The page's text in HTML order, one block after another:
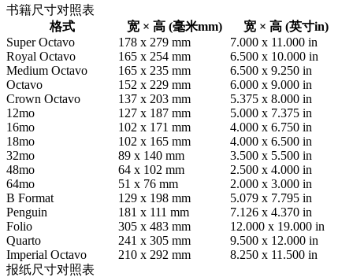
书籍尺寸对照表
格式
宽 × 高 (毫米mm)
宽 × 高 (英寸in)
Super Octavo
178 x 279 mm
7.000 x 11.000 in
Royal Octavo
165 x 254 mm
6.500 x 10.000 in
Medium Octavo
165 x 235 mm
6.500 x 9.250 in
Octavo
152 x 229 mm
6.000 x 9.000 in
Crown Octavo
137 x 203 mm
5.375 x 8.000 in
12mo
127 x 187 mm
5.000 x 7.375 in
16mo
102 x 171 mm
4.000 x 6.750 in
18mo
102 x 165 mm
4.000 x 6.500 in
32mo
89 x 140 mm
3.500 x 5.500 in
48mo
64 x 102 mm
2.500 x 4.000 in
64mo
51 x 76 mm
2.000 x 3.000 in
B Format
129 x 198 mm
5.079 x 7.795 in
Penguin
181 x 111 mm
7.126 x 4.370 in
Folio
305 x 483 mm
12.000 x 19.000 in
Quarto
241 x 305 mm
9.500 x 12.000 in
Imperial Octavo
210 x 292 mm
8.250 x 11.500 in
报纸尺寸对照表